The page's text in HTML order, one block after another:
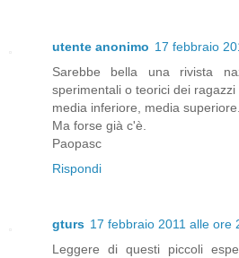
utente anonimo 17 febbraio
Sarebbe bella una rivista
sperimentali o teorici dei
media inferiore, media superiore.
Ma forse già c'è.
Paopasc
Rispondi
gturs 17 febbraio 2011 alle ore
Leggere di questi piccoli